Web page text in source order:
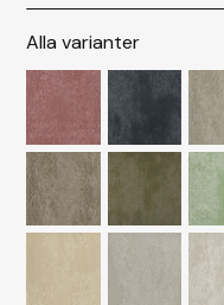
Alla varianter